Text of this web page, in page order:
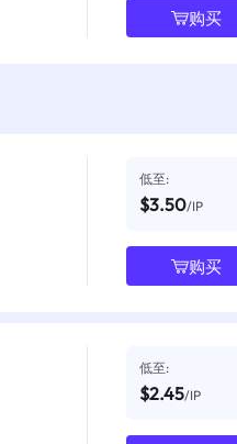
购买
低至:
$3.50/IP
购买
低至:
$2.45/IP